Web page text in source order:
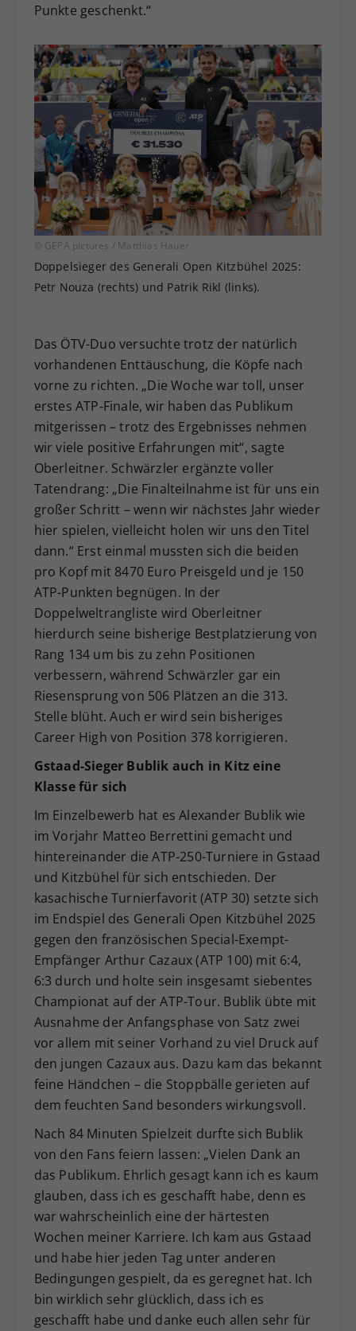
Punkte geschenkt.“
© GEPA pictures / Matthias Hauer
Doppelsieger des Generali Open Kitzbühel 2025:
Petr Nouza (rechts) und Patrik Rikl (links).
Das ÖTV-Duo versuchte trotz der natürlich
vorhandenen Enttäuschung, die Köpfe nach
vorne zu richten. „Die Woche war toll, unser
erstes ATP‑Finale, wir haben das Publikum
mitgerissen – trotz des Ergebnisses nehmen
wir viele positive Erfahrungen mit“, sagte
Oberleitner. Schwärzler ergänzte voller
Tatendrang: „Die Finalteilnahme ist für uns ein
großer Schritt – wenn wir nächstes Jahr wieder
hier spielen, vielleicht holen wir uns den Titel
dann.“ Erst einmal mussten sich die beiden
pro Kopf mit 8470 Euro Preisgeld und je 150
ATP-Punkten begnügen. In der
Doppelweltrangliste wird Oberleitner
hierdurch seine bisherige Bestplatzierung von
Rang 134 um bis zu zehn Positionen
verbessern, während Schwärzler gar ein
Riesensprung von 506 Plätzen an die 313.
Stelle blüht. Auch er wird sein bisheriges
Career High von Position 378 korrigieren.
Gstaad-Sieger Bublik auch in Kitz eine
Klasse für sich
Im Einzelbewerb hat es Alexander Bublik wie
im Vorjahr Matteo Berrettini gemacht und
hintereinander die ATP-250-Turniere in Gstaad
und Kitzbühel für sich entschieden. Der
kasachische Turnierfavorit (ATP 30) setzte sich
im Endspiel des Generali Open Kitzbühel 2025
gegen den französischen Special-Exempt-
Empfänger Arthur Cazaux (ATP 100) mit 6:4,
6:3 durch und holte sein insgesamt siebentes
Championat auf der ATP-Tour. Bublik übte mit
Ausnahme der Anfangsphase von Satz zwei
vor allem mit seiner Vorhand zu viel Druck auf
den jungen Cazaux aus. Dazu kam das bekannt
feine Händchen – die Stoppbälle gerieten auf
dem feuchten Sand besonders wirkungsvoll.
Nach 84 Minuten Spielzeit durfte sich Bublik
von den Fans feiern lassen: „Vielen Dank an
das Publikum. Ehrlich gesagt kann ich es kaum
glauben, dass ich es geschafft habe, denn es
war wahrscheinlich eine der härtesten
Wochen meiner Karriere. Ich kam aus Gstaad
und habe hier jeden Tag unter anderen
Bedingungen gespielt, da es geregnet hat. Ich
bin wirklich sehr glücklich, dass ich es
geschafft habe und danke euch allen sehr für